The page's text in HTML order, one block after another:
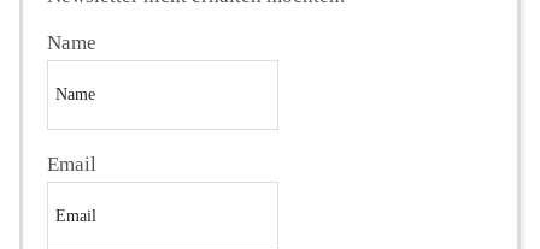
Name
Email